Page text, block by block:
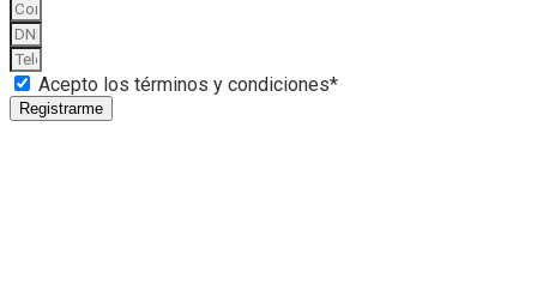
Acepto los términos y condiciones*
Registrarme